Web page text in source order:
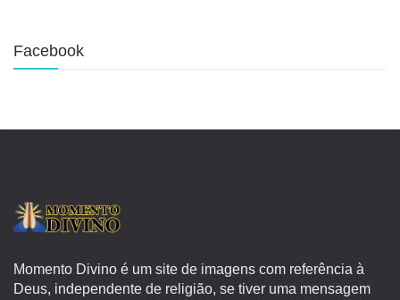
Facebook
Momento Divino é um site de imagens com referência à
Deus, independente de religião, se tiver uma mensagem